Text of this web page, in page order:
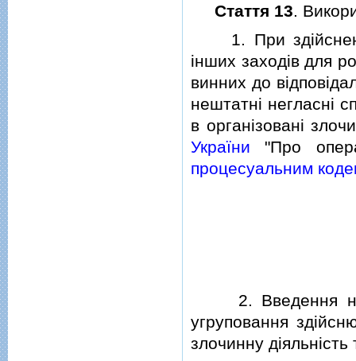
Стаття 13.
1. При здiйсненнi
iнших заходiв для
винних до
нештатнi негласнi
в органiзованi
України "Про
процесуальним
2. Введення
угруповання
злочинну дiяльнiсть